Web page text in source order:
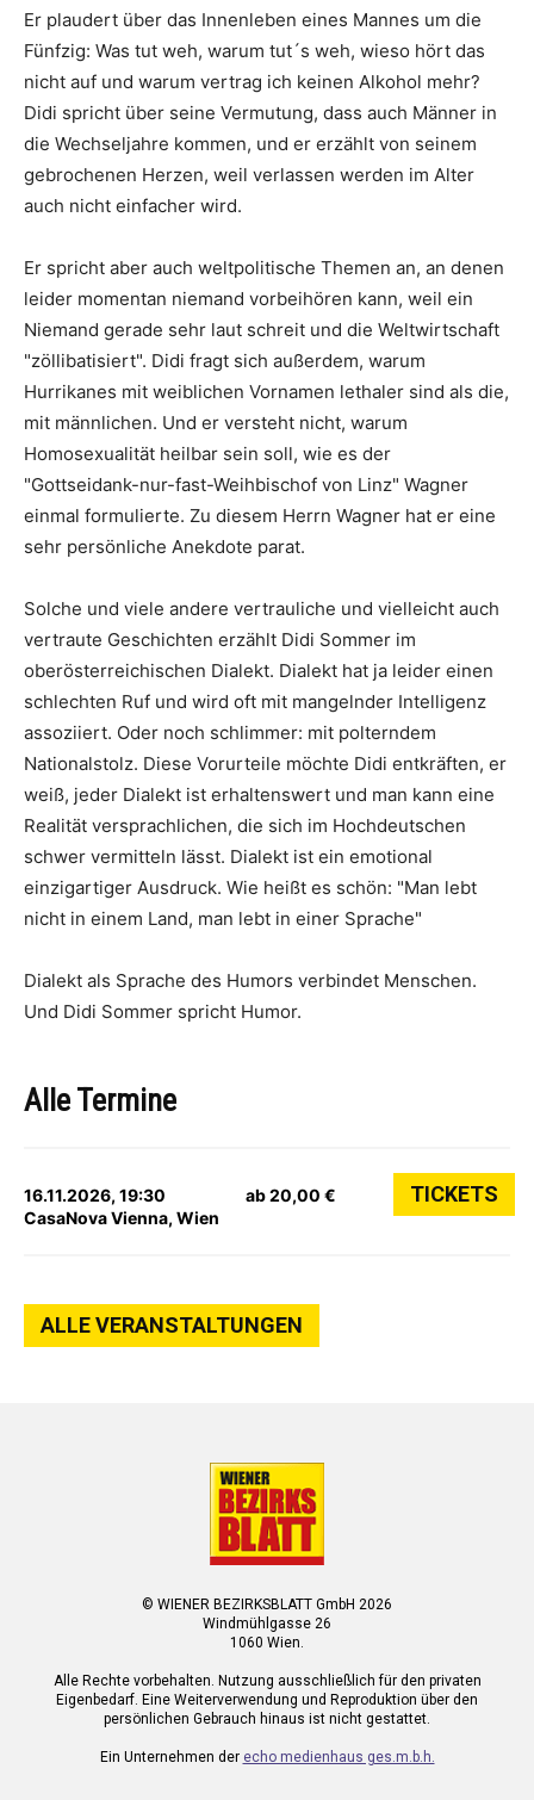
Er plaudert über das Innenleben eines Mannes um die
Fünfzig: Was tut weh, warum tut´s weh, wieso hört das
nicht auf und warum vertrag ich keinen Alkohol mehr?
Didi spricht über seine Vermutung, dass auch Männer in
die Wechseljahre kommen, und er erzählt von seinem
gebrochenen Herzen, weil verlassen werden im Alter
auch nicht einfacher wird.
Er spricht aber auch weltpolitische Themen an, an denen
leider momentan niemand vorbeihören kann, weil ein
Niemand gerade sehr laut schreit und die Weltwirtschaft
"zöllibatisiert". Didi fragt sich außerdem, warum
Hurrikanes mit weiblichen Vornamen lethaler sind als die,
mit männlichen. Und er versteht nicht, warum
Homosexualität heilbar sein soll, wie es der
"Gottseidank-nur-fast-Weihbischof von Linz" Wagner
einmal formulierte. Zu diesem Herrn Wagner hat er eine
sehr persönliche Anekdote parat.
Solche und viele andere vertrauliche und vielleicht auch
vertraute Geschichten erzählt Didi Sommer im
oberösterreichischen Dialekt. Dialekt hat ja leider einen
schlechten Ruf und wird oft mit mangelnder Intelligenz
assoziiert. Oder noch schlimmer: mit polterndem
Nationalstolz. Diese Vorurteile möchte Didi entkräften, er
weiß, jeder Dialekt ist erhaltenswert und man kann eine
Realität versprachlichen, die sich im Hochdeutschen
schwer vermitteln lässt. Dialekt ist ein emotional
einzigartiger Ausdruck. Wie heißt es schön: "Man lebt
nicht in einem Land, man lebt in einer Sprache"
Dialekt als Sprache des Humors verbindet Menschen.
Und Didi Sommer spricht Humor.
Alle Termine
16.11.2026, 19:30
CasaNova Vienna, Wien
ab 20,00 € TICKETS
ALLE VERANSTALTUNGEN
© WIENER BEZIRKSBLATT GmbH 2026
Windmühlgasse 26
1060 Wien.
Alle Rechte vorbehalten. Nutzung ausschließlich für den privaten
Eigenbedarf. Eine Weiterverwendung und Reproduktion über den
persönlichen Gebrauch hinaus ist nicht gestattet.
Ein Unternehmen der echo medienhaus ges.m.b.h.